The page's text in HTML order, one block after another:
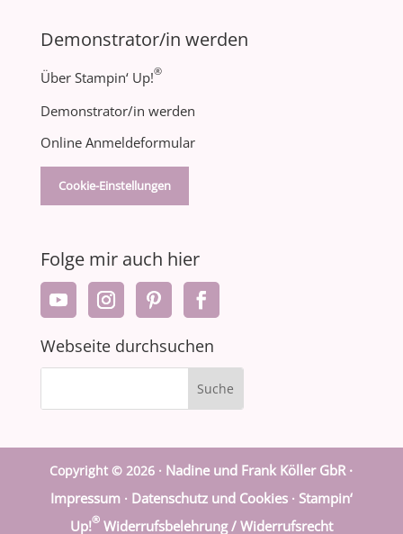
Demonstrator/in werden
Über Stampin‘ Up!®
Demonstrator/in werden
Online Anmeldeformular
Cookie-Einstellungen
Folge mir auch hier
Webseite durchsuchen
Copyright © 2026 · Nadine und Frank Köller GbR ·
Impressum· Datenschutz und Cookies· Stampin‘
Up!®Widerrufsbelehrung / Widerrufsrecht